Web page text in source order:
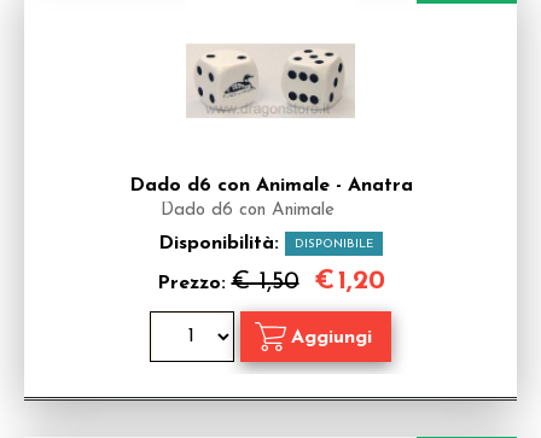
Dado d6 con Animale - Anatra
Dado d6 con Animale
Disponibilità: DISPONIBILE
Prezzo:€ 1,50 €1,20